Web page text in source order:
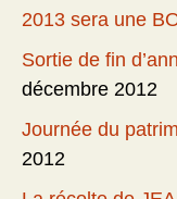
2013 sera une
Sortie de fin
décembre 2012
Journée du
2012